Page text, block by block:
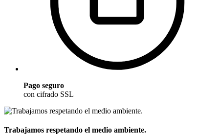
Pago seguro
con cifrado SSL
Trabajamos respetando el medio ambiente.